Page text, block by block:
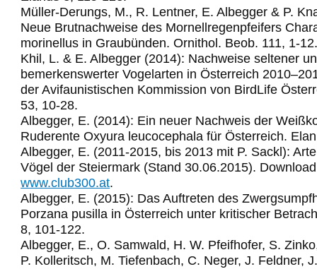
Müller-Derungs, M., R. Lentner, E. Albegger & P.
Neue Brutnachweise des Mornellregenpfeifers
morinellus in Graubünden. Ornithol. Beob. 111, 1-12.
Khil, L. & E. Albegger (2014): Nachweise seltener
bemerkenswerter Vogelarten in Österreich
der Avifaunistischen Kommission von BirdLife
53, 10-28.
Albegger, E. (2014): Ein neuer Nachweis der
Ruderente Oxyura leucocephala für Österreich.
Albegger, E. (2011-2015, bis 2013 mit P. Sackl):
Vögel der Steiermark (Stand 30.06.2015).
www.club300.at.
Albegger, E. (2015): Das Auftreten des
Porzana pusilla in Österreich unter kritischer
8, 101-122.
Albegger, E., O. Samwald, H. W. Pfeifhofer, S.
P. Kolleritsch, M. Tiefenbach, C. Neger, J. Feldner,